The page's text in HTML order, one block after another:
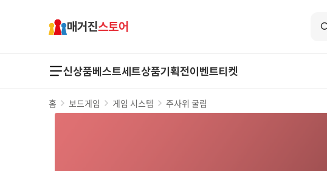
매거진스토어
신상품베스트세트상품기획전이벤트티켓
홈 보드게임 게임 시스템 주사위 굴림